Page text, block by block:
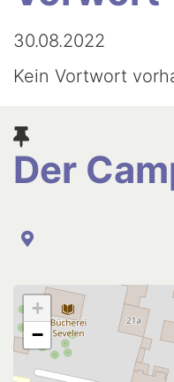
30.08.2022
Kein Vortwort
Der
+
−